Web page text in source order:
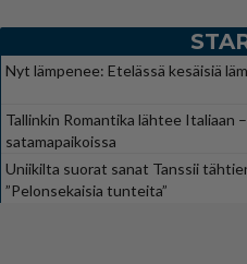
Nyt lämpenee: Etelässä kesäisiä
Tallinkin Romantika lähtee Italiaan
satamapaikoissa
Uniikilta suorat sanat Tanssii
”Pelonsekaisia tunteita”